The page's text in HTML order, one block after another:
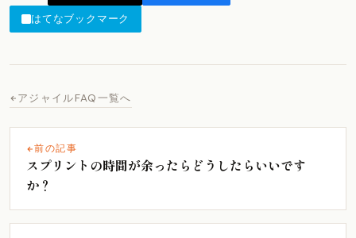
はてなブックマーク
アジャイルFAQ一覧へ
前の記事
スプリントの時間が余ったらどうしたらいいです
か？